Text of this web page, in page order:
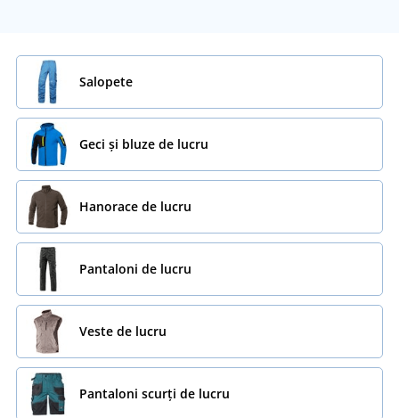
Salopete
Geci și bluze de lucru
Hanorace de lucru
Pantaloni de lucru
Veste de lucru
Pantaloni scurți de lucru